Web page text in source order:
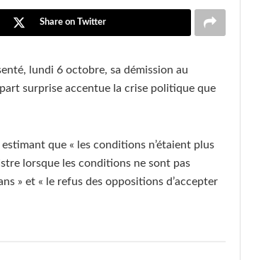
Share on Twitter
lundi 6 octobre, sa démission au
surprise accentue la crise politique que
que « les conditions n’étaient plus
lorsque les conditions ne sont pas
» et « le refus des oppositions d’accepter